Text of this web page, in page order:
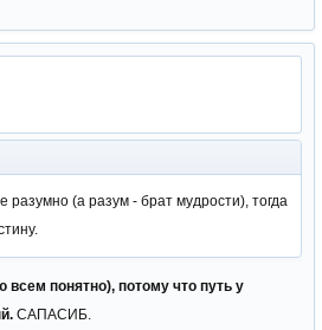
разумно (а разум - брат мудрости), тогда
понятно), потому что путь у
САПАСИБ.